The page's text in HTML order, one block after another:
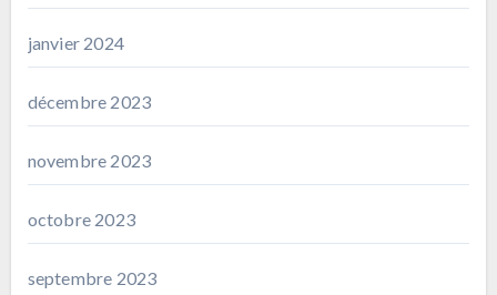
janvier 2024
décembre 2023
novembre 2023
octobre 2023
septembre 2023